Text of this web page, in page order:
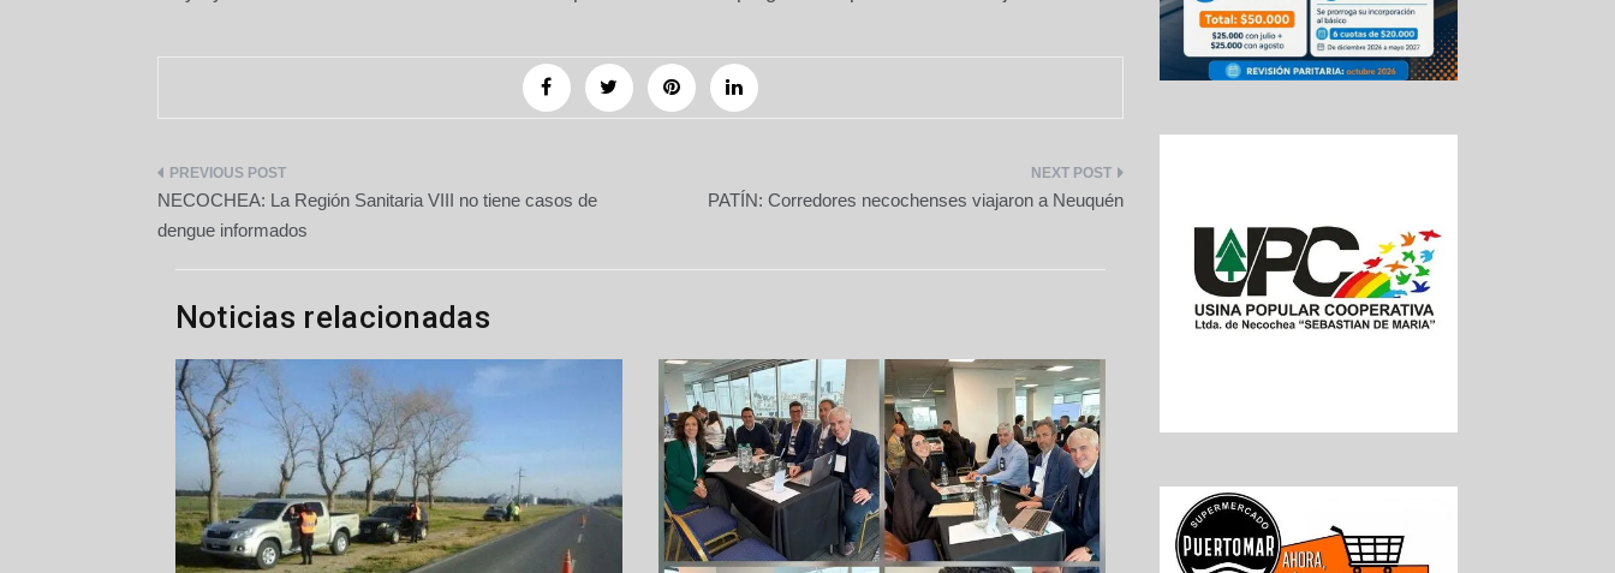
Navegación
de
entradas
NECOCHEA: La Región Sanitaria VIII no tiene casos de
dengue informados
PATÍN: Corredores necochenses viajaron a Neuquén
Noticias relacionadas